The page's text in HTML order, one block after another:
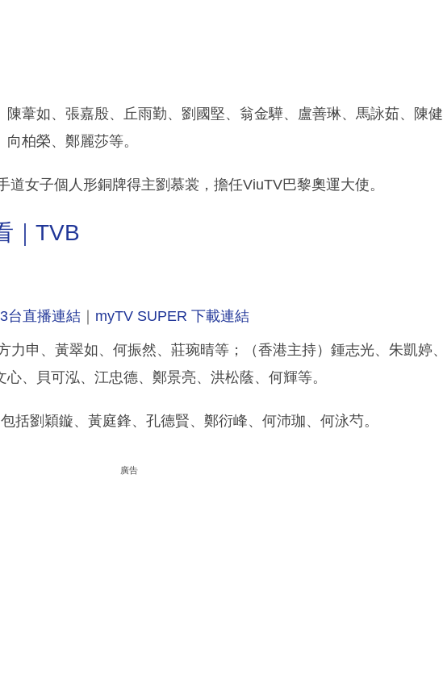
葦如、張嘉殷、丘雨勤、劉國堅、翁金驊、盧善琳、馬詠茹、陳健
柏榮、鄭麗莎等。
道女子個人形銅牌得主劉慕裳，擔任ViuTV巴黎奧運大使。
｜TVB
台直播連結 ｜ myTV SUPER 下載連結
力申、黃翠如、何振然、莊琬晴等；（香港主持）鍾志光、朱凱婷、
、貝可泓、江忠德、鄭景亮、洪松蔭、何輝等。
括劉穎鏇、黃庭鋒、孔德賢、鄭衍峰、何沛珈、何泳芍。
廣告